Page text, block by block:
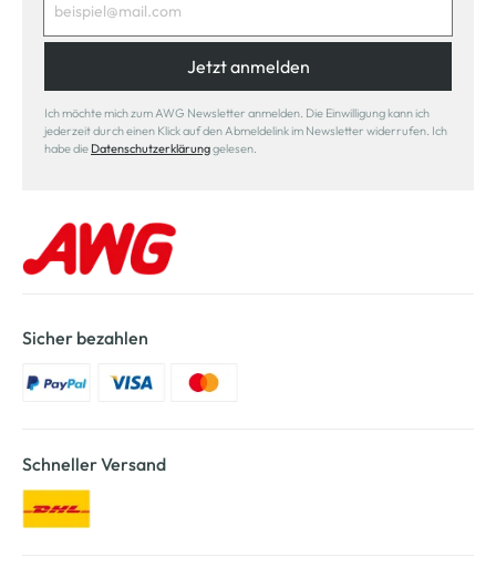
Jetzt anmelden
Ich möchte mich zum AWG Newsletter anmelden. Die Einwilligung kann ich
jederzeit durch einen Klick auf den Abmeldelink im Newsletter widerrufen. Ich
habe die Datenschutzerklärunggelesen.
Sicher bezahlen
Schneller Versand